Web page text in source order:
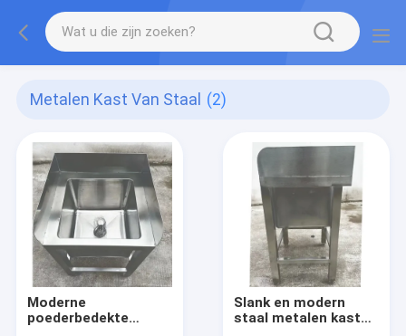
Metalen Kast Van Staal (2)
Moderne
poederbedekte
Slank en modern
staal metalen kast